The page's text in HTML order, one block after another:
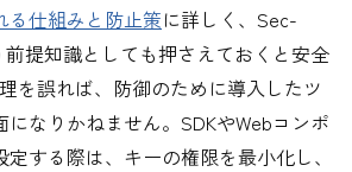
る仕組みと防止策に詳しく、Sec-
前提知識としても押さえておくと安全
を誤れば、防御のために導入したツ
なりかねません。SDKやWebコンポ
する際は、キーの権限を最小化し、